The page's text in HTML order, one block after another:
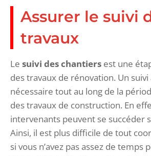
Assurer le suivi
travaux
Le suivi des chantiers est une
des travaux de rénovation. Un
nécessaire tout au long de la
des travaux de construction. En
intervenants peuvent se succéder
Ainsi, il est plus difficile de tout
si vous n’avez pas assez de temps